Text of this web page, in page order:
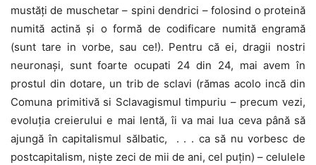
mustăți de muschetar – spini dendrici – folosind o proteină
numită actină și o formă de codificare numită engramă
(sunt tare in vorbe, sau ce!). Pentru că ei, dragii nostri
neuronași, sunt foarte ocupati 24 din 24, mai avem în
prostul din dotare, un trib de sclavi (rămas acolo incă din
Comuna primitivă si Sclavagismul timpuriu – precum vezi,
evoluția creierului e mai lentă, îi va mai lua ceva până să
ajungă în capitalismul sălbatic, . . . ca să nu vorbesc de
postcapitalism, niște zeci de mii de ani, cel puțin) – celulele